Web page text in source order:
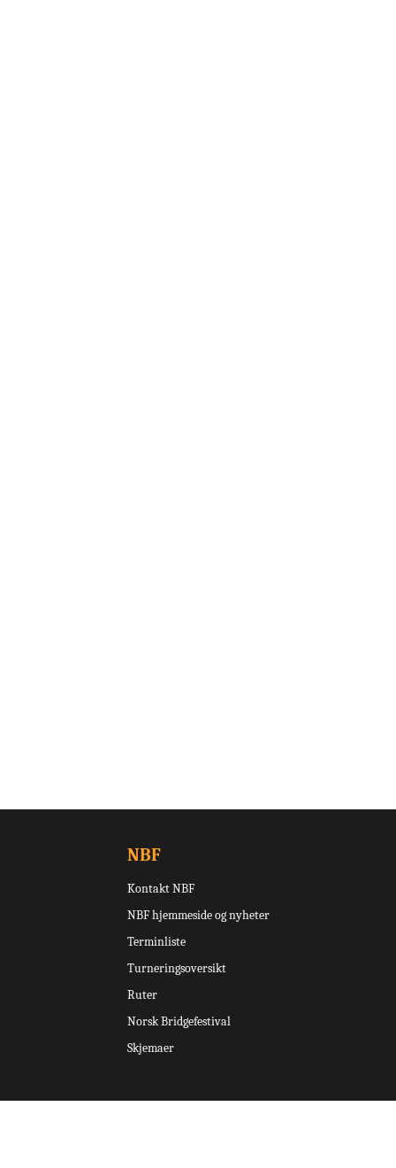
NBF
Kontakt NBF
NBF hjemmeside og nyheter
Terminliste
Turneringsoversikt
Ruter
Norsk Bridgefestival
Skjemaer